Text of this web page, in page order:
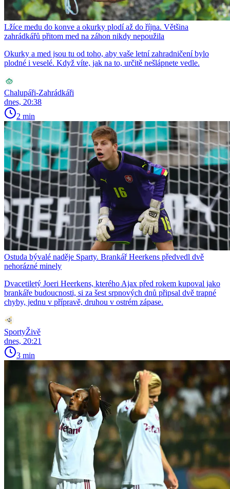
Lžíce medu do konve a okurky plodí až do října. Většina
zahrádkářů přitom med na záhon nikdy nepoužila
Okurky a med jsou tu od toho, aby vaše letní zahradničení bylo
plodné i veselé. Když víte, jak na to, určitě nešlápnete vedle.
Chalupáři-Zahrádkáři
dnes, 20:38
2 min
Ostuda bývalé naděje Sparty. Brankář Heerkens předvedl dvě
nehorázné minely
Dvacetiletý Joeri Heerkens, kterého Ajax před rokem kupoval jako
brankáře budoucnosti, si za šest srpnových dnů připsal dvě trapné
chyby, jednu v přípravě, druhou v ostrém zápase.
SportyŽivě
dnes, 20:21
3 min